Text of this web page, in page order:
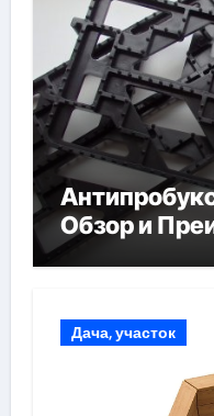
Обзор и
Дача, участок